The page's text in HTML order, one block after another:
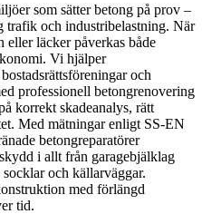
som sätter betong på prov –
och industribelastning. När
eller läcker påverkas både
Vi hjälper
och
professionell betongrenovering
korrekt skadeanalys, rätt
Med mätningar enligt SS-EN
betongreparatörer
i allt från garagebjälklag
och källarväggar.
med förlängd
tid.